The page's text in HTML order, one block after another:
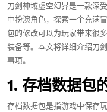
刀剑神域虚空幻界是一款深
中扮演角色，探索一个充满
包的修改可以为玩家带来很
装备等。本文将详细介绍刀
事项。
1. 存档数据包
存档数据包是指游戏中保存